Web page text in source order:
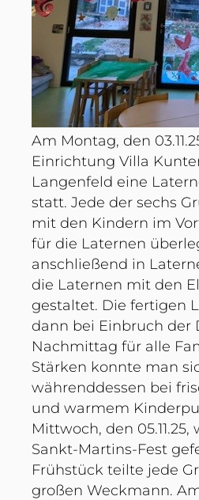
Am Montag, den
Einrichtung Villa
Langenfeld eine
statt. Jede der sechs
mit den Kindern im
für die Laternen
anschließend in
die Laternen mit den
gestaltet. Die fertigen
dann bei Einbruch der
Nachmittag für alle
Stärken konnte man
währenddessen bei
und warmem
Mittwoch, den
Sankt-Martins-Fest
Frühstück teilte jede
großen Weckmann.